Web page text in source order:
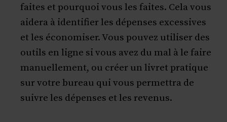
faites et pourquoi vous les faites. Cela vous
aidera à identifier les dépenses excessives
et les économiser. Vous pouvez utiliser des
outils en ligne si vous avez du mal à le faire
manuellement, ou créer un livret pratique
sur votre bureau qui vous permettra de
suivre les dépenses et les revenus.